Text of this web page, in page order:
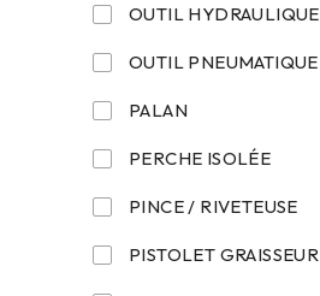
OUTIL HYDRAULIQUE
OUTIL PNEUMATIQUE
PALAN
PERCHE ISOLÉE
PINCE / RIVETEUSE
PISTOLET GRAISSEUR